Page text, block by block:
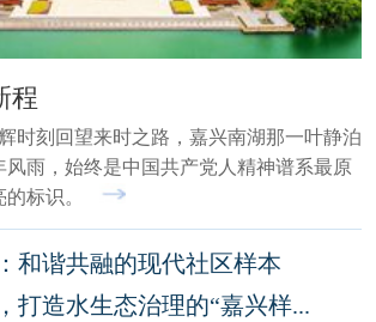
程
时刻回望来时之路，嘉兴南湖那一叶静泊
风雨，始终是中国共产党人精神谱系最原
标识。
和谐共融的现代社区样本
打造水生态治理的“嘉兴样...